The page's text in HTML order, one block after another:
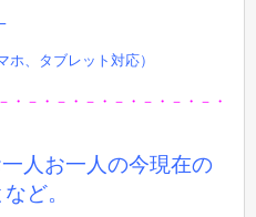
ホ、タブレット対応）
・－・－・－・－・－・－・－・
人お一人の今現在の
ど。